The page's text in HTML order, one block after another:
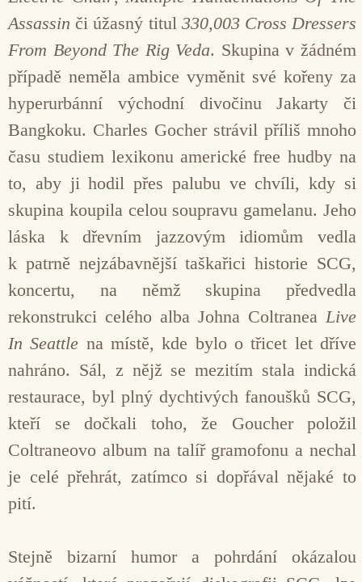
Assassin či úžasný titul 330,003 Cross Dressers
From Beyond The Rig Veda. Skupina v žádném
případě neměla ambice vyměnit své kořeny za
hyperurbánní východní divočinu Jakarty či
Bangkoku. Charles Gocher strávil příliš mnoho
času studiem lexikonu americké free hudby na
to, aby ji hodil přes palubu ve chvíli, kdy si
skupina koupila celou soupravu gamelanu. Jeho
láska k dřevním jazzovým idiomům vedla
k patrně nejzábavnější taškařici historie SCG,
koncertu, na němž skupina předvedla
rekonstrukci celého alba Johna Coltranea Live
In Seattle na místě, kde bylo o třicet let dříve
nahráno. Sál, z nějž se mezitím stala indická
restaurace, byl plný dychtivých fanoušků SCG,
kteří se dočkali toho, že Goucher položil
Coltraneovo album na talíř gramofonu a nechal
je celé přehrát, zatímco si dopřával nějaké to
pití.
Stejně bizarní humor a pohrdání okázalou